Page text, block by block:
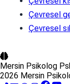
Çevresel
Çevresel
Mersin Psikolog
2026 Mersin